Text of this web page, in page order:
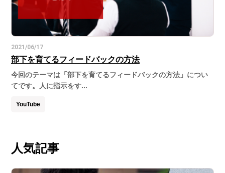
2021/06/17
部下を育てるフィードバックの方法
今回のテーマは「部下を育てるフィードバックの方法」につい
てです。人に指示をす...
YouTube
人気記事